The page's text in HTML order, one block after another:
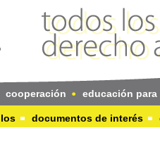
cooperación educación
documentos de interés